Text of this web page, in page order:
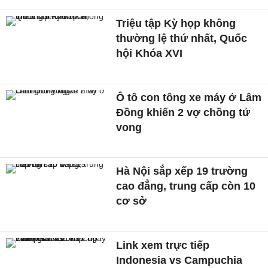
Triệu tập Kỳ họp không
thường lệ thứ nhất, Quốc
hội Khóa XVI
Ô tô con tông xe máy ở Lâm
Đồng khiến 2 vợ chồng tử
vong
Hà Nội sắp xếp 19 trường
cao đẳng, trung cấp còn 10
cơ sở
Link xem trực tiếp
Indonesia vs Campuchia